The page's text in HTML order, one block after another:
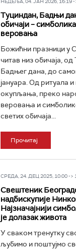
Туциндан, Бадњи
обичаји –
веровања
Божићни празници у
читав низ обичаја,
Бадњег дана, до
јануара. Од ритуала
окупљања, преко
веровања и
светих обичаја...
Прочитај
СРЕДА, 24. ДЕЦ 2025, 10:00 ->
Свештеник
надбискупије
Најзначајнији
је долазак живота
У сваком тренутку
љубимо и поштујмо